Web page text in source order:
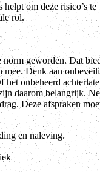
om deze risico’s te
rol.
norm geworden. Dat
mee. Denk aan
onbeheerd
daarom belangrijk.
Deze afspraken
en naleving.